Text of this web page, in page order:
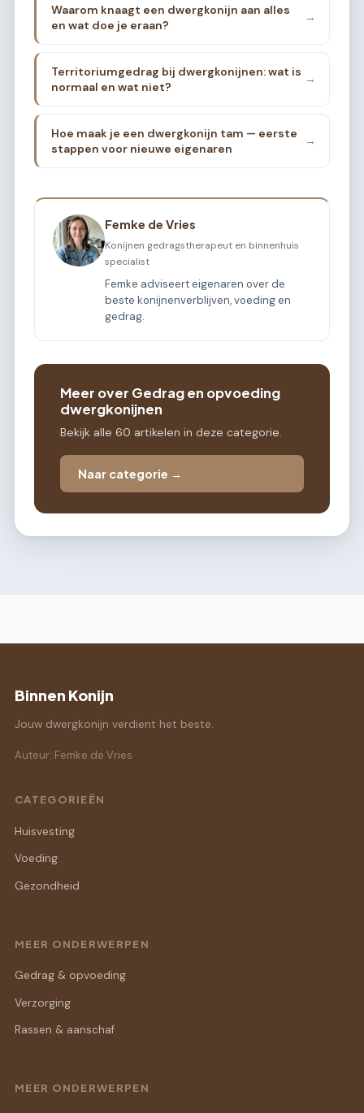
Waarom knaagt een dwergkonijn aan alles
en wat doe je eraan?
→
Territoriumgedrag bij dwergkonijnen: wat is
normaal en wat niet?
→
Hoe maak je een dwergkonijn tam — eerste
stappen voor nieuwe eigenaren
→
Femke de Vries
Konijnen gedragstherapeut en binnenhuis
specialist
Femke adviseert eigenaren over de
beste konijnenverblijven, voeding en
gedrag.
Meer over Gedrag en opvoeding
dwergkonijnen
Bekijk alle 60 artikelen in deze categorie.
Naar categorie →
Binnen Konijn
Jouw dwergkonijn verdient het beste.
Auteur: Femke de Vries
CATEGORIEËN
Huisvesting
Voeding
Gezondheid
MEER ONDERWERPEN
Gedrag & opvoeding
Verzorging
Rassen & aanschaf
MEER ONDERWERPEN